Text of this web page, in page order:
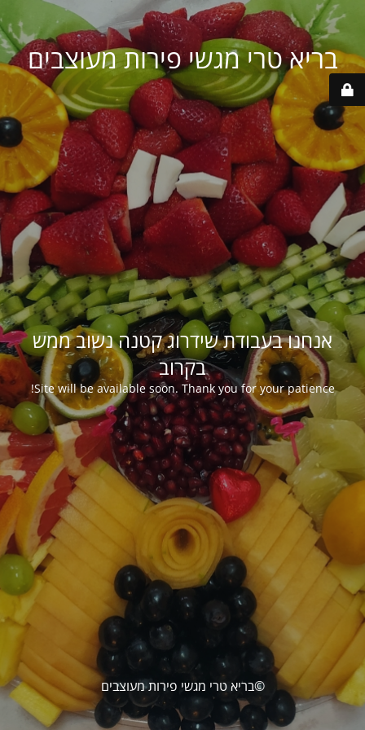
בריא טרי מגשי פירות מעוצבים
אנחנו בעבודת שידרוג קטנה נשוב ממש
בקרוב
Site will be available soon. Thank you for your patience!
©בריא טרי מגשי פירות מעוצבים